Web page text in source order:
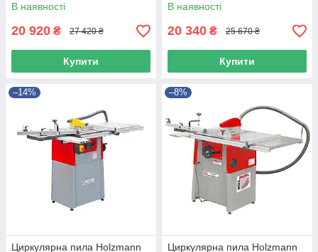
В наявності
20 920 ₴ 27 420 ₴
Купити
В наявності
20 340 ₴ 25 670 ₴
Купити
–14%
Циркулярна пила Holzmann
–8%
Циркулярна пила Holzmann